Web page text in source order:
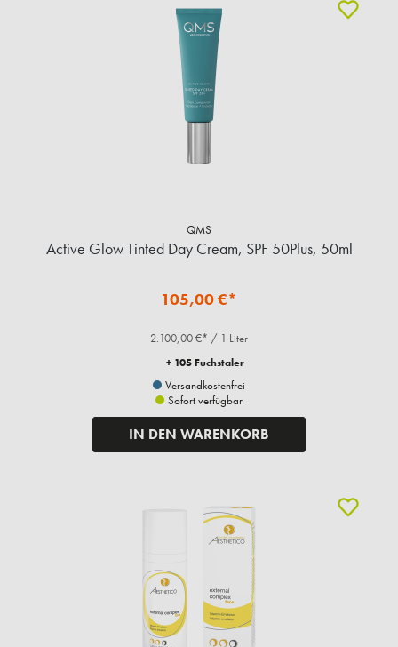
QMS
Active Glow Tinted Day Cream, SPF 50Plus, 50ml
105,00 €*
2.100,00 €* / 1 Liter
+ 105 Fuchstaler
Versandkostenfrei
Sofort verfügbar
IN DEN WARENKORB